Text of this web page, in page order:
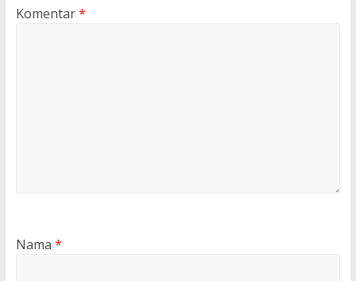
Komentar*
Nama *